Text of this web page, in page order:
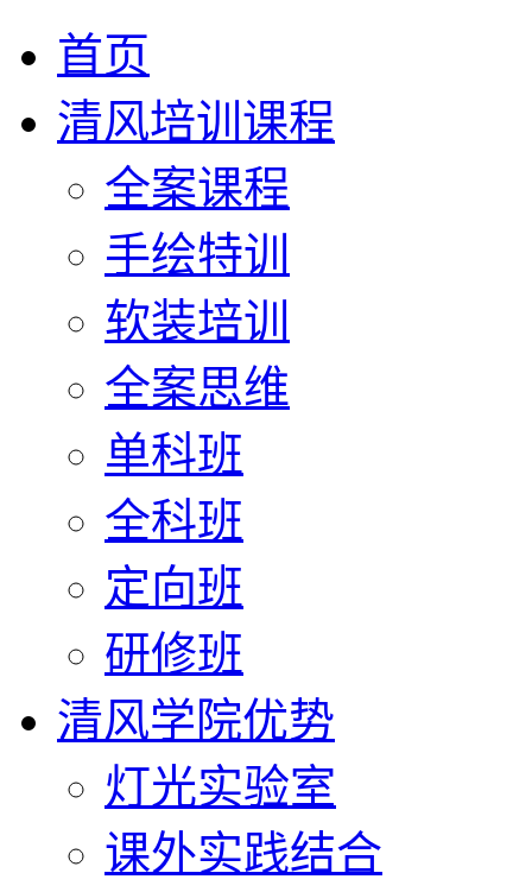
首页
清风培训课程
全案课程
手绘特训
软装培训
全案思维
单科班
全科班
定向班
研修班
清风学院优势
灯光实验室
课外实践结合